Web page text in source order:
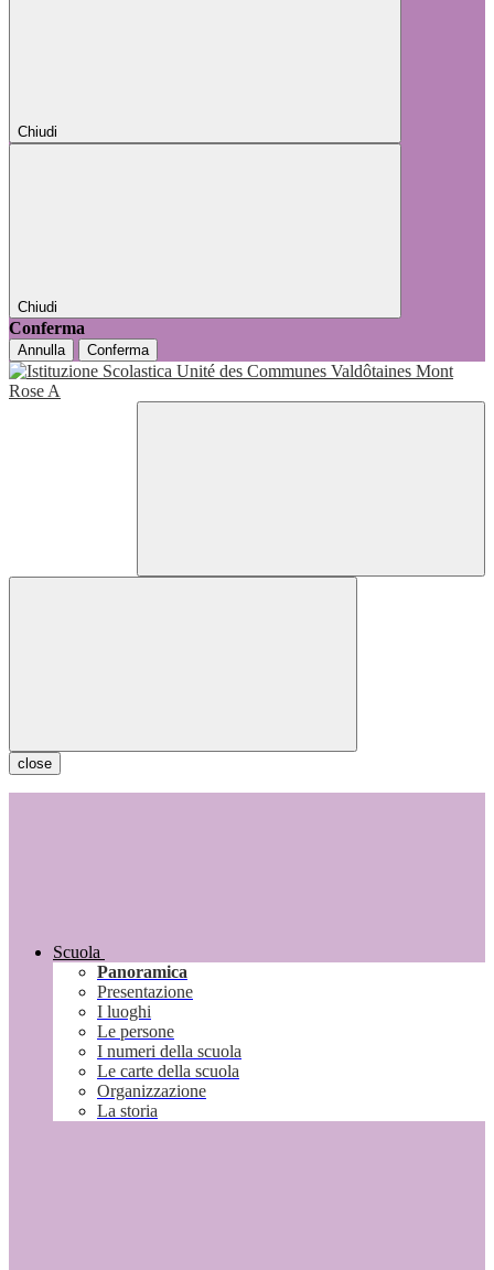
Chiudi
Chiudi
Conferma
Annulla Conferma
close
Scuola
Panoramica
Presentazione
I luoghi
Le persone
I numeri della scuola
Le carte della scuola
Organizzazione
La storia